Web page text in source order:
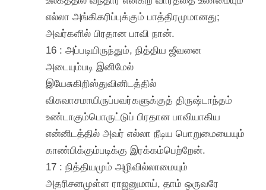
எல்லா அங்கிகரிப்புக்கும் பாத்திரமுமானது;
அவர்களில் பிரதான பாவி நான்.
16 : அப்படியிருந்தும், நித்திய ஜீவனை
அடையும்படி இனிமேல்
இயேசுகிறிஸ்துவினிடத்தில்
விசுவாசமாயிருப்பவர்களுக்குத் திருஷ்டாந்தம்
உண்டாகும்பொருட்டுப் பிரதான பாவியாகிய
என்னிடத்தில் அவர் எல்லா நீடிய பொறுமையையும்
காண்பிக்கும்படிக்கு இரக்கம்பெற்றேன்.
17 : நித்தியமும் அழிவில்லாமையும்
அதரிசனமுள்ள ராஜனுமாய், தாம் ஒருவரே